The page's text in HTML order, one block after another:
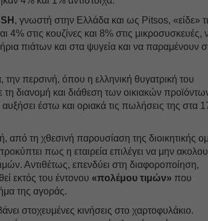
, γνωστή στην Ελλάδα και ως Pitsos, «είδε»
4% στις κουζίνες και 8% στις μικροσυσκευές,
πιάτων και στα ψυγεία και να παραμένουν
την περσινή, όπου η ελληνική θυγατρική του
τη διανομή και διάθεση των οικιακών
έστω και οριακά τις πωλήσεις της στα
από τη χθεσινή παρουσίαση της διοικητικής
πως η εταιρεία επιλέγει να μην
Αντιθέτως, επενδύει στη διαφοροποίηση,
εκτός του έντονου «πολέμου τιμών» που
της αγοράς.
στοχευμένες κινήσεις στο χαρτοφυλάκιο.